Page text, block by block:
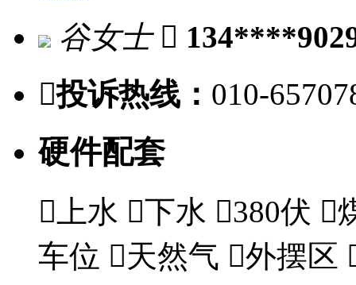
谷女士 
投诉热线： 010-
硬件配套
 上水 下水 380伏 
车位 天然气 外摆区